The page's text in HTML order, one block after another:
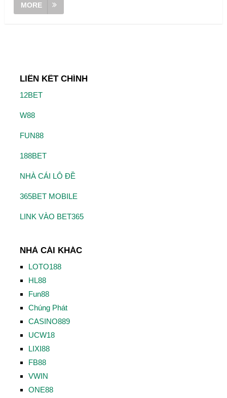
MORE
LIÊN KẾT CHÍNH
12BET
W88
FUN88
188BET
NHÀ CÁI LÔ ĐỀ
365BET MOBILE
LINK VÀO BET365
NHÀ CÁI KHÁC
LOTO188
HL88
Fun88
Chúng Phát
CASINO889
UCW18
LIXI88
FB88
VWIN
ONE88